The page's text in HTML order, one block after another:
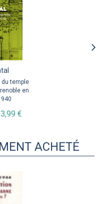
temple
en
€
ACHETÉ